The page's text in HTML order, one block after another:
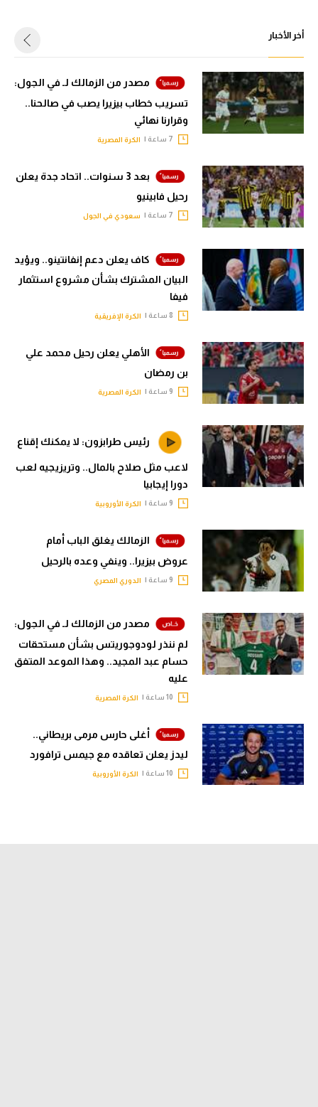
أخر الأخبار
مصدر من الزمالك لـ في الجول:
تسريب خطاب بيزيرا يصب في صالحنا..
وقرارنا نهائي
الكرة المصرية
بعد 3 سنوات.. اتحاد جدة يعلن
رحيل فابينيو
سعودي في الجول
كاف يعلن دعم إنفانتينو.. ويؤيد
البيان المشترك بشأن مشروع استثمار
فيفا
الكرة الإفريقية
الأهلي يعلن رحيل محمد علي
بن رمضان
الكرة المصرية
رئيس طرابزون: لا يمكنك إقناع
لاعب مثل صلاح بالمال.. وتريزيجيه لعب
دورا إيجابيا
الكرة الأوروبية
الزمالك يغلق الباب أمام
عروض بيزيرا.. وينفي وعده بالرحيل
الدوري المصري
مصدر من الزمالك لـ في الجول:
لم ننذر لودوجوريتس بشأن مستحقات
حسام عبد المجيد.. وهذا الموعد المتفق
عليه
الكرة المصرية
أغلى حارس مرمى بريطاني..
ليدز يعلن تعاقده مع جيمس ترافورد
الكرة الأوروبية